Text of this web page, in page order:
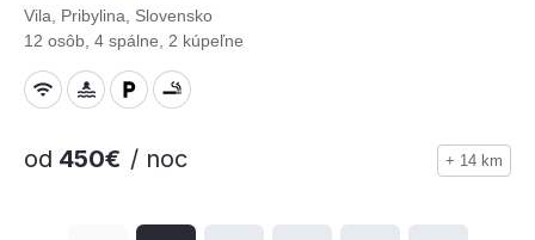
Vila, Pribylina, Slovensko
12 osôb, 4 spálne, 2 kúpeľne
od 450€ / noc + 14 km